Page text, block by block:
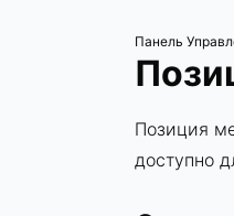
Панель
Позиция
доступно